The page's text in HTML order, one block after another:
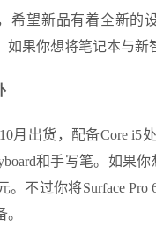
希望新品有着全新的
如果你想将笔记本与新
10月出货，配备Core
和手写笔。如果
。不过你将Surface